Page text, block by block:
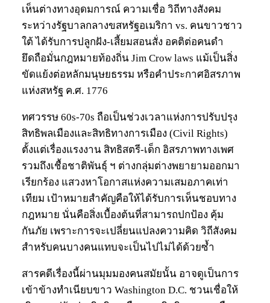
เห็นต่างทางอุดมการณ์ ความเชื่อ วิถีทางสังคม
ระหว่างรัฐบาลกลางขสหรัฐอเมริกา vs. คนขาวชาว
ใต้ ได้รับการปลูกฝัง-เสี้ยมสอนสั่ง อคติต่อคนดำ
ยึดถือมั่นกฎหมายท้องถิ่น Jim Crow laws แม้เป็นสิ่ง
ขัดแย้งต่อหลักมนุษยธรรม หรือคำประกาศอิสรภาพ
แห่งสหรัฐ ค.ศ. 1776
ทศวรรษ 60s-70s ถือเป็นช่วงเวลาแห่งการปรับปรุง
สิทธิพลเมืองและสิทธิทางการเมือง (Civil Rights)
ตั้งแต่เรื่องแรงงาน สิทธิสตรี-เด็ก อิสรภาพทางเพศ
รวมถึงเชื้อชาติพันธุ์ ฯ ต่างกลุ่มต่างพยายามออกมา
เรียกร้อง แสวงหาโอกาสแห่งความเสมอภาคเท่า
เทียม เป้าหมายสำคัญคือให้ได้รับการเห็นชอบทาง
กฎหมาย นั่นคือสิ่งเบื้องต้นที่สามารถปกป้อง คุ้ม
กันภัย เพราะการจะเปลี่ยนแปลงความคิด วิถีสังคม
สำหรับคนบางคนแทบจะเป็นไปไม่ได้ด้วยซ้ำ
สารคดีเรื่องนี้ผ่านมุมมองคนสมัยนั้น อาจดูเป็นการ
เข้าข้างทำเนียบขาว Washington D.C. ชวนเชื่อให้